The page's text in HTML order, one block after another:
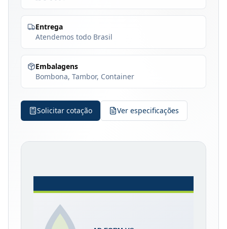
Entrega
Atendemos todo Brasil
Embalagens
Bombona, Tambor, Container
Solicitar cotação Ver especificações